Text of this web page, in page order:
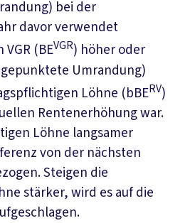
bei der
davor verwendet
(BEVGR) höher oder
Umrandung)
Löhne (bBERV)
Rentenerhöhung war.
Löhne langsamer
von der nächsten
Steigen die
stärker, wird es auf die